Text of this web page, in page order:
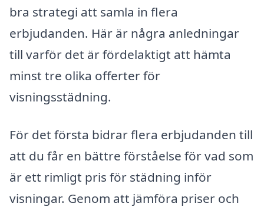
bra strategi att samla in flera
erbjudanden. Här är några anledningar
till varför det är fördelaktigt att hämta
minst tre olika offerter för
visningsstädning.
För det första bidrar flera erbjudanden till
att du får en bättre förståelse för vad som
är ett rimligt pris för städning inför
visningar. Genom att jämföra priser och